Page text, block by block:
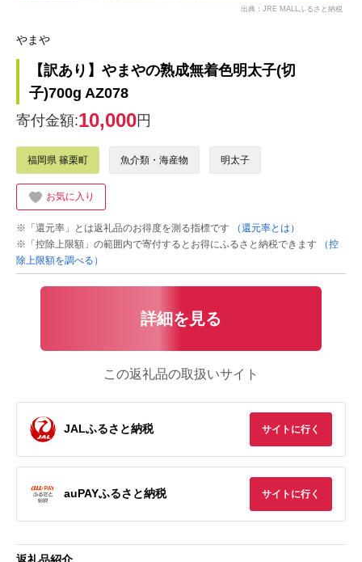
出典：JRE MALLふるさと納税
やまや
【訳あり】やまやの熟成無着色明太子(切
子)700g AZ078
寄付金額:10,000円
福岡県 篠栗町 魚介類・海産物 明太子
お気に入り
※「還元率」とは返礼品のお得度を測る指標です
（還元率とは）
※「控除上限額」の範囲内で寄付するとお得にふるさと納税できます
（控
除上限額を調べる）
詳細を見る
この返礼品の取扱いサイト
JALふるさと納税 サイトに行く
auPAYふるさと納税 サイトに行く